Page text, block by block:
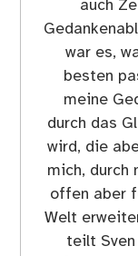
auch
war es,
besten
meine
durch das
wird, die
mich, durch
offen aber
Welt
teilt Sven